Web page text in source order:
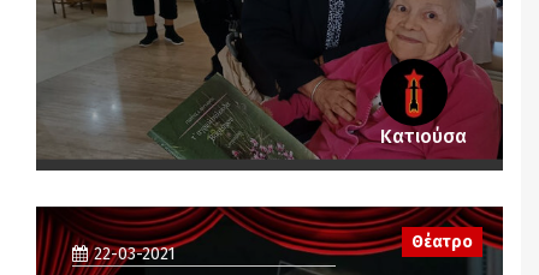
Κατιούσα
22-03-2021
Θέατρο